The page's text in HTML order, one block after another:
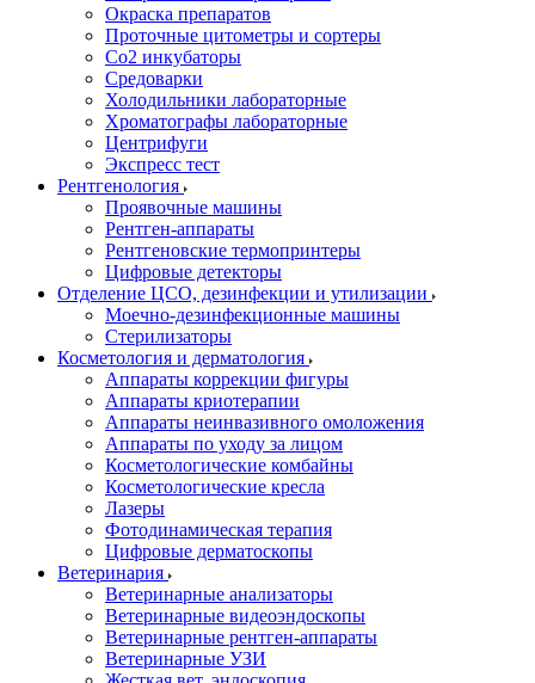
Окраска препаратов
Проточные цитометры и сортеры
Со2 инкубаторы
Средоварки
Холодильники лабораторные
Хроматографы лабораторные
Центрифуги
Экспресс тест
Рентгенология
Проявочные машины
Рентген-аппараты
Рентгеновские термопринтеры
Цифровые детекторы
Отделение ЦСО, дезинфекции и утилизации
Моечно-дезинфекционные машины
Стерилизаторы
Косметология и дерматология
Аппараты коррекции фигуры
Аппараты криотерапии
Аппараты неинвазивного омоложения
Аппараты по уходу за лицом
Косметологические комбайны
Косметологические кресла
Лазеры
Фотодинамическая терапия
Цифровые дерматоскопы
Ветеринария
Ветеринарные анализаторы
Ветеринарные видеоэндоскопы
Ветеринарные рентген-аппараты
Ветеринарные УЗИ